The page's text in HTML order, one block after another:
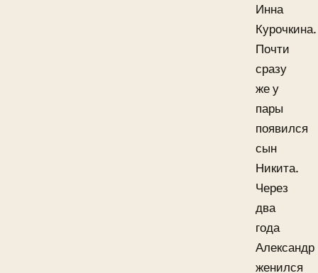
Инна
Курочкина.
Почти
сразу
же у
пары
появился
сын
Никита.
Через
два
года
Александр
женился